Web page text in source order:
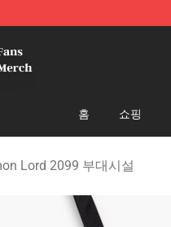
홈 쇼핑
Lord 2099 부대시설